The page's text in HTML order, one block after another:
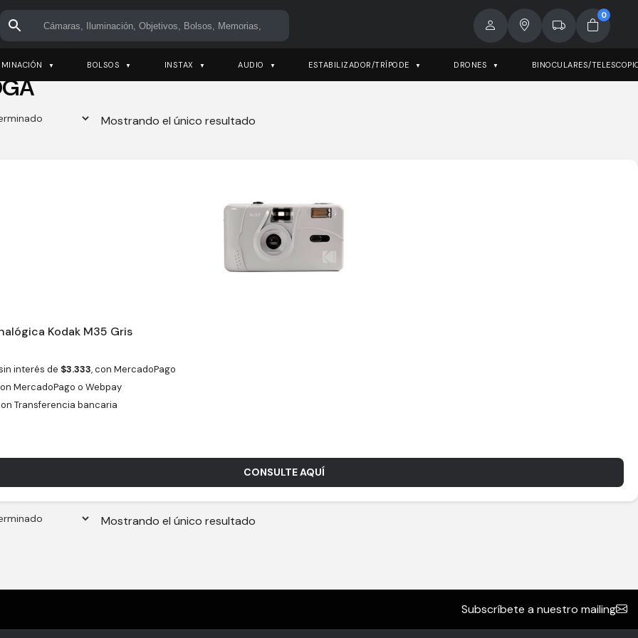
0
BOLSOS INSTAX AUDIO ESTABILIZADOR/TRÍPODE DRONES BINOCULARES/
Mostrando el único resultado
Kodak M35 Gris
interés de $3.333, con MercadoPago
MercadoPago o Webpay
Transferencia bancaria
CONSULTE AQUÍ
Mostrando el único resultado
Subscríbete a nuestro mailing